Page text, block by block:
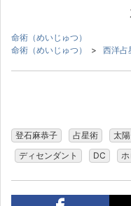
命術（めいじゅつ）
命術（めいじゅつ）
> 西洋占
登石麻恭子 占星術 太陽
ディセンダント
DC